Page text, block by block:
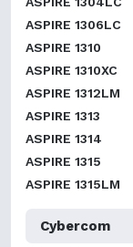
ASPIRE 1306LC
ASPIRE 1310
ASPIRE 1310XC
ASPIRE 1312LM
ASPIRE 1313
ASPIRE 1314
ASPIRE 1315
ASPIRE 1315LM
Cybercom